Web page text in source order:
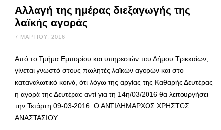
Αλλαγή της ημέρας διεξαγωγής της
λαϊκής αγοράς
7 ΜΑΡΤΊΟΥ, 2016
Από το Τμήμα Εμπορίου και υπηρεσιών του Δήμου Τρικκαίων,
γίνεται γνωστό στους πωλητές λαϊκών αγορών και στο
καταναλωτικό κοινό, ότι λόγω της αργίας της Καθαρής Δευτέρας
η αγορά της Δευτέρας αντί για τη 14η/03/2016 θα λειτουργήσει
την Τετάρτη 09-03-2016. Ο ΑΝΤΙΔΗΜΑΡΧΟΣ ΧΡΗΣΤΟΣ
ΑΝΑΣΤΑΣΙΟΥ